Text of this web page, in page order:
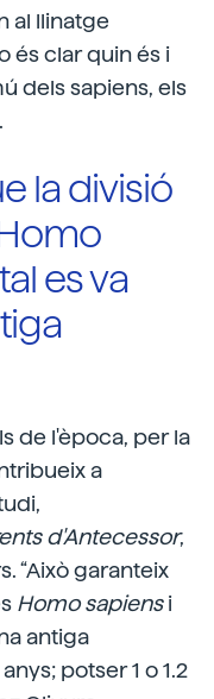
al llinatge
és clar quin és i
dels sapiens, els
la divisió
es va
de l'època, per la
a
d'Antecessor,
“Això garanteix
Homo sapiensi
antiga
potser 1 o 1.2